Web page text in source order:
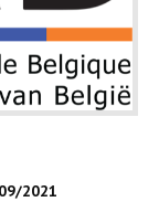
2021